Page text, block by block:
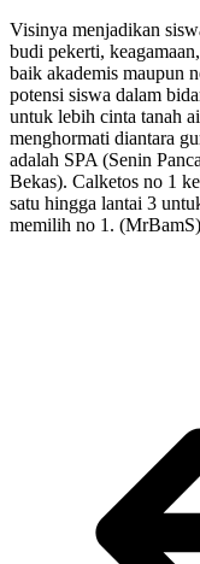
Visinya menjadikan
budi pekerti,
baik akademis maupun
potensi siswa dalam
untuk lebih cinta tanah
menghormati diantara
adalah SPA (Senin
Bekas). Calketos no 1
satu hingga lantai 3
memilih no 1. (MrBamS)